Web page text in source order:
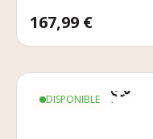
Prix
167,99 €
DISPONIBLE